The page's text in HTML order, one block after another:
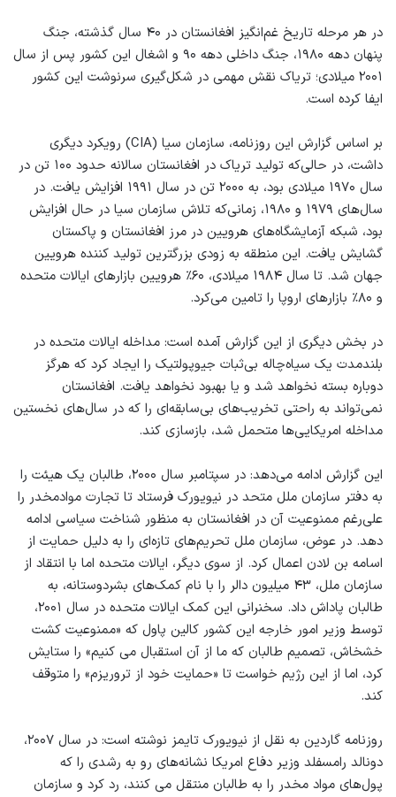
در هر مرحله‌ تاریخ غم‌انگیز افغانستان در ۴۰ سال گذشته، جنگ
پنهان دهه ۱۹۸۰، جنگ داخلی دهه ۹۰ و اشغال این کشور پس از سال
۲۰۰۱ میلادی؛ تریاک نقش مهمی در شکل‌گیری سرنوشت این کشور
ایفا کرده است.
بر اساس گزارش این روزنامه، سازمان سیا (CIA) رویکرد دیگری
داشت، در حالی‌که تولید تریاک در افغانستان سالانه حدود ۱۰۰ تن در
سال ۱۹۷۰ میلادی بود، به ۲۰۰۰ تن در سال ۱۹۹۱ افزایش یافت. در
سال‌های ۱۹۷۹ و ۱۹۸۰، زمانی‌که تلاش سازمان سیا در حال افزایش
بود، شبکه آزمایشگاه‌های هرویین در مرز افغانستان و پاکستان
گشایش یافت. این منطقه به زودی بزرگترین تولید کننده هرویین
جهان شد. تا سال ۱۹۸۴ میلادی، ۶۰٪ هرویین بازارهای ایالات متحده
و ۸۰٪ بازارهای اروپا را تامین می‌کرد.
در بخش دیگری از این گزارش آمده است: مداخله ایالات متحده در
بلندمدت یک سیاه‌چاله بی‌ثبات جیوپولتیک را ایجاد کرد که هرگز
دوباره بسته نخواهد شد و یا بهبود نخواهد یافت. افغانستان
نمی‌تواند به راحتی تخریب‌های بی‌سابقه‌ای را که در سال‌های نخستین
مداخله امریكایی‌ها متحمل شد، بازسازی کند.
این گزارش ادامه می‌دهد: در سپتامبر سال ۲۰۰۰، طالبان یک هیئت را
به دفتر سازمان ملل متحد در نیویورک فرستاد تا تجارت موادمخدر را
علی‌رغم ممنوعیت آن در افغانستان به منظور شناخت سیاسی ادامه
دهد. در عوض، سازمان ملل تحریم‌های تازه‌ای را به دلیل حمایت از
اسامه بن لادن اعمال کرد. از سوی دیگر، ایالات متحده اما با انتقاد از
سازمان ملل، ۴۳ میلیون دالر را با نام کمک‌های بشردوستانه، به
طالبان پاداش داد. سخنرانی این کمک ایالات متحده در سال ۲۰۰۱،
توسط وزیر امور خارجه این کشور کالین پاول که «ممنوعیت کشت
خشخاش، تصمیم طالبان که ما از آن استقبال می کنیم» را ستایش
کرد، اما از این رژیم خواست تا «حمایت خود از تروریزم» را متوقف
کند.
روزنامه گاردین به نقل از نیویورک تایمز نوشته است: در سال ۲۰۰۷،
دونالد رامسفلد وزیر دفاع امریکا نشانه‌های رو به رشدی را که
پول‌های مواد مخدر را به طالبان منتقل می کنند، رد کرد و سازمان